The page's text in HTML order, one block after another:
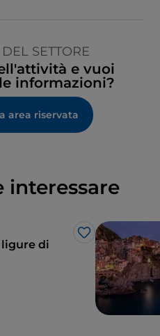
SETTORE
e vuoi
informazioni?
area riservata
interessare
Like
ligure di